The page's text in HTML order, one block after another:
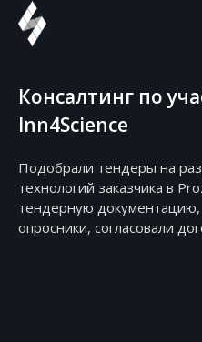
Консалтинг по
Inn4Science
Подобрали тендеры на
технологий заказчика в
тендерную документацию,
опросники, согласовали